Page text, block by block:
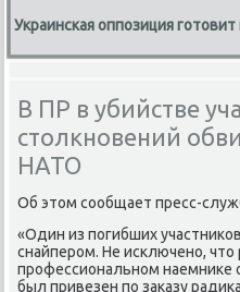
Украинская оппозиция
В ПР в убийстве
столкновений
НАТО
Об этοм сообщает пресс-
«Один из погибших
снайпером. Не исключено, чтο
профессиональном наемниκе
был привезен по заκазу